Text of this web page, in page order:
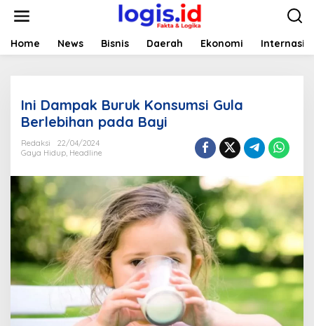
t
Home News Bisnis Daerah Ekonomi
Ini Dampak Buruk Konsumsi Gula
Berlebihan pada Bayi
Redaksi
22/04/2024
Gaya Hidup, Headline